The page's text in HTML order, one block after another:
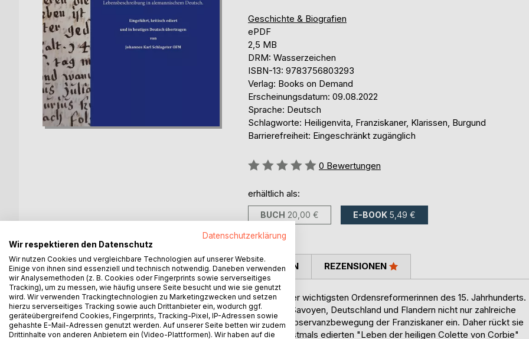
Geschichte & Biografien
ePDF
2,5 MB
DRM: Wasserzeichen
ISBN-13: 9783756803293
Verlag: Books on Demand
Erscheinungsdatum: 09.08.2022
Sprache: Deutsch
Schlagworte: Heiligenvita, Franziskaner, Klarissen, Burgund
Barrierefreiheit: Eingeschränkt zugänglich
Bewertung::
0 Bewertungen
erhältlich als:
BUCH 20,00 € E-BOOK 5,49 €
BESCHREIBUNG
Die Klarisse Colette von Corbie (1381-1447) gilt als eine der wichtigsten Ordensreformerinnen des 15. Jahrhunderts.
Sie erneuerte oder gründete in Burgund, in Frankreich, in Savoyen, Deutschland und Flandern nicht nur zahlreiche
Klarissenklöster, sondern wirkte auch nachhaltig auf die Observanzbewegung der Franziskaner ein. Daher rückt sie
die anonyme Bearbeiterin oder der Bearbeiter des hier erstmals edierten "Leben der heiligen Colette von Corbie"
AUTOR/IN PRESSESTIMMEN REZENSIONEN
Datenschutzerklärung
Wir respektieren den Datenschutz
Wir nutzen Cookies und vergleichbare Technologien auf unserer Website.
Einige von ihnen sind essenziell und technisch notwendig. Daneben verwenden
wir Analysemethoden (z. B. Cookies oder Fingerprints sowie serverseitiges
Tracking), um zu messen, wie häufig unsere Seite besucht und wie sie genutzt
wird. Wir verwenden Trackingtechnologien zu Marketingzwecken und setzen
hierzu serverseitiges Tracking sowie auch Drittanbieter ein, wodurch ggf.
geräteübergreifend Cookies, Fingerprints, Tracking-Pixel, IP-Adressen sowie
gehashte E-Mail-Adressen genutzt werden. Auf unserer Seite betten wir zudem
Drittinhalte von anderen Anbietern ein (Video-Plattformen). Wir haben auf die